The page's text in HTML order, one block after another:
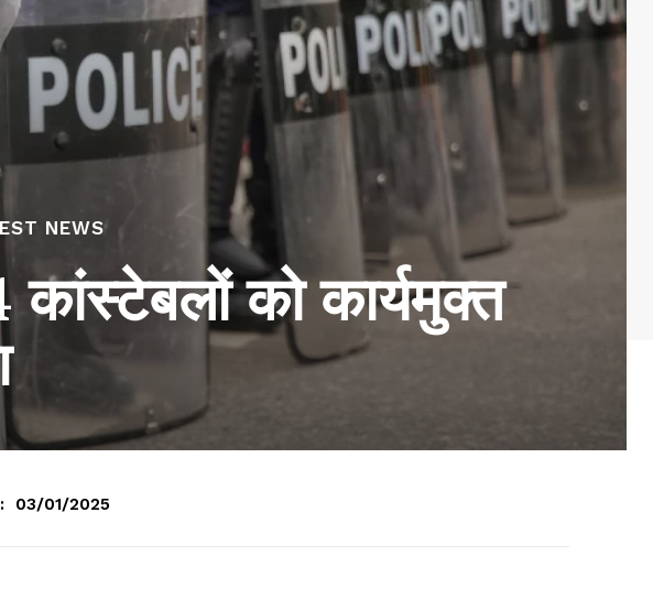
NEWS
को कार्यमुक्त
03/01/2025